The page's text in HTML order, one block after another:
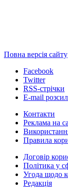
Повна версія сайту
Facebook
Twitter
RSS-стрічки
E-mail
Контакти
Реклама на
Правила
Договір
Політика у
Угода щодо
Редакція